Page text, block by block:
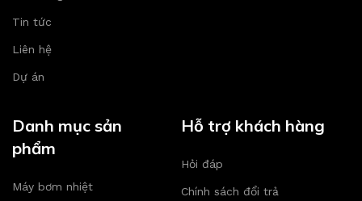
Tin tức
Liên hệ
Dự án
Danh mục sản
phẩm
Máy bơm nhiệt
Hỗ trợ khách hàng
Hỏi đáp
Chính sách đổi trả